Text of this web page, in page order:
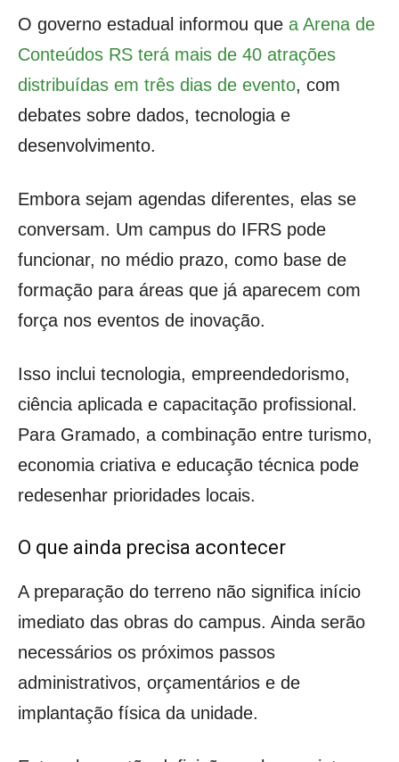
O governo estadual informou que a Arena de
Conteúdos RS terá mais de 40 atrações
distribuídas em três dias de evento, com
debates sobre dados, tecnologia e
desenvolvimento.
Embora sejam agendas diferentes, elas se
conversam. Um campus do IFRS pode
funcionar, no médio prazo, como base de
formação para áreas que já aparecem com
força nos eventos de inovação.
Isso inclui tecnologia, empreendedorismo,
ciência aplicada e capacitação profissional.
Para Gramado, a combinação entre turismo,
economia criativa e educação técnica pode
redesenhar prioridades locais.
O que ainda precisa acontecer
A preparação do terreno não significa início
imediato das obras do campus. Ainda serão
necessários os próximos passos
administrativos, orçamentários e de
implantação física da unidade.